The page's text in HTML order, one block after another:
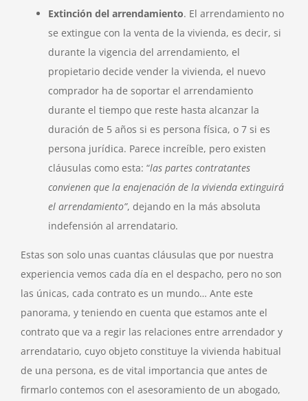
Extinción del arrendamiento. El arrendamiento no
se extingue con la venta de la vivienda, es decir, si
durante la vigencia del arrendamiento, el
propietario decide vender la vivienda, el nuevo
comprador ha de soportar el arrendamiento
durante el tiempo que reste hasta alcanzar la
duración de 5 años si es persona física, o 7 si es
persona jurídica. Parece increíble, pero existen
cláusulas como esta: “las partes contratantes
convienen que la enajenación de la vivienda extinguirá
el arrendamiento”, dejando en la más absoluta
indefensión al arrendatario.
Estas son solo unas cuantas cláusulas que por nuestra
experiencia vemos cada día en el despacho, pero no son
las únicas, cada contrato es un mundo… Ante este
panorama, y teniendo en cuenta que estamos ante el
contrato que va a regir las relaciones entre arrendador y
arrendatario, cuyo objeto constituye la vivienda habitual
de una persona, es de vital importancia que antes de
firmarlo contemos con el asesoramiento de un abogado,